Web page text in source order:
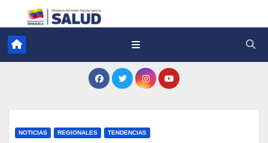
NOTICIAS REGIONALES TENDENCIAS